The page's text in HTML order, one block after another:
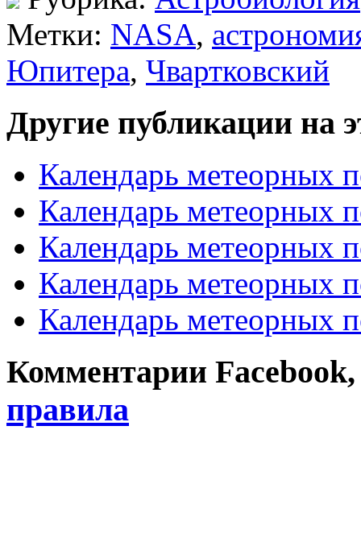
Метки: NASA,
Юпитера, Чвартковский
Другие публикации на
Календарь метеорных
Календарь метеорных
Календарь метеорных
Календарь метеорных
Календарь метеорных
Комментарии
правила